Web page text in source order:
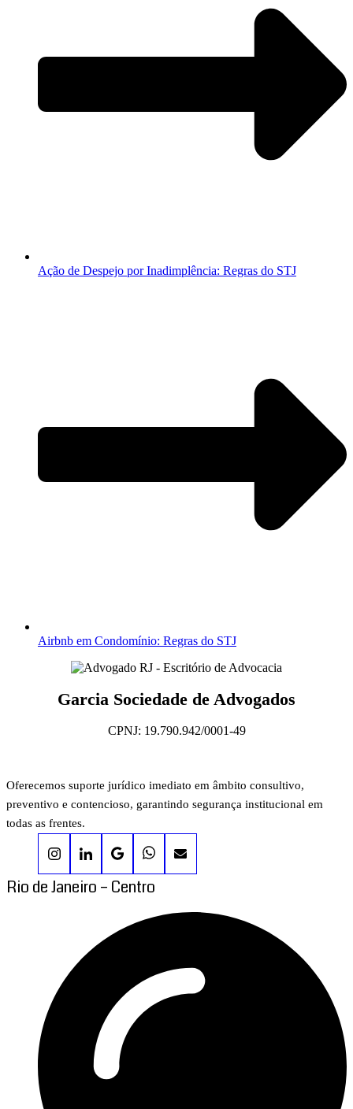
Ação de Despejo por Inadimplência: Regras do STJ
Airbnb em Condomínio: Regras do STJ
Garcia Sociedade de Advogados
CPNJ: 19.790.942/0001-49
Oferecemos suporte jurídico imediato em âmbito consultivo,
preventivo e contencioso, garantindo segurança institucional em
todas as frentes.
Rio de Janeiro – Centro